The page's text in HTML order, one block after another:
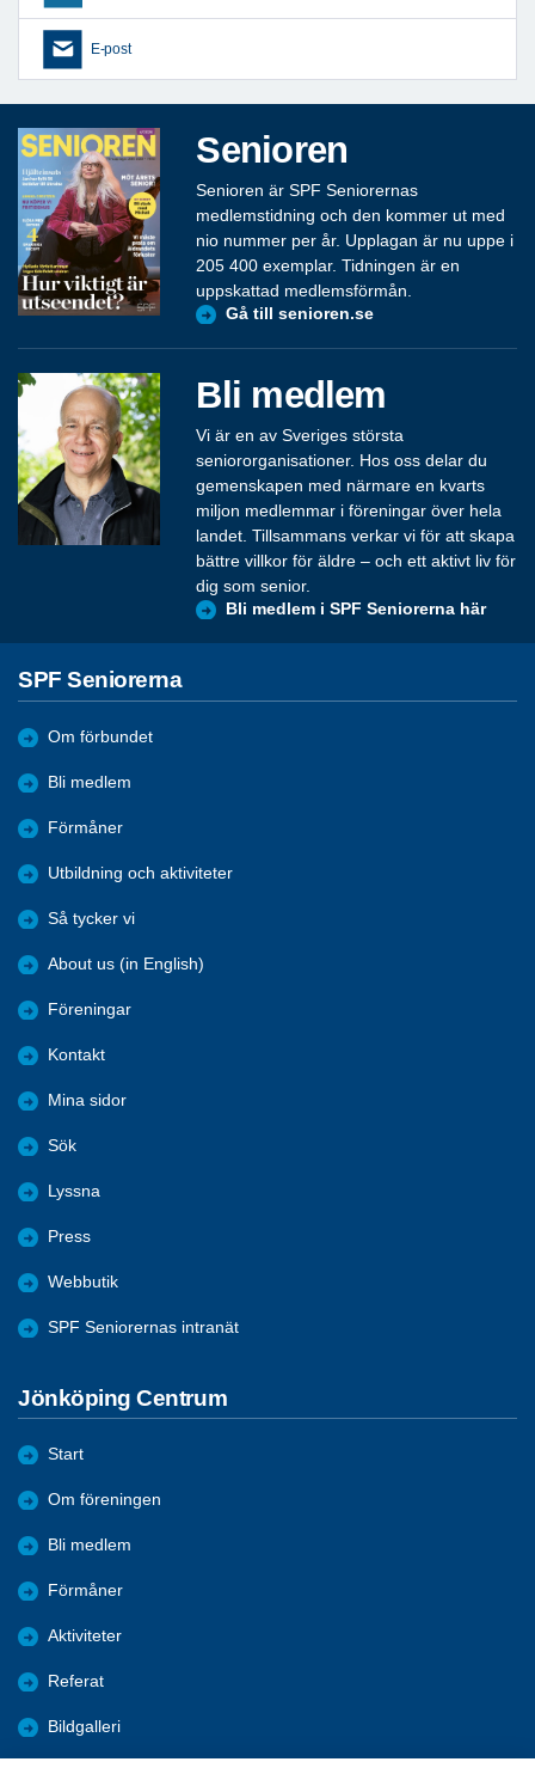
E-post
Senioren
Senioren är SPF Seniorernas
medlemstidning och den kommer ut med
nio nummer per år. Upplagan är nu uppe i
205 400 exemplar. Tidningen är en
uppskattad medlemsförmån.
Gå till senioren.se
Bli medlem
Vi är en av Sveriges största
seniororganisationer. Hos oss delar du
gemenskapen med närmare en kvarts
miljon medlemmar i föreningar över hela
landet. Tillsammans verkar vi för att skapa
bättre villkor för äldre – och ett aktivt liv för
dig som senior.
Bli medlem i SPF Seniorerna här
SPF Seniorerna
Om förbundet
Bli medlem
Förmåner
Utbildning och aktiviteter
Så tycker vi
About us (in English)
Föreningar
Kontakt
Mina sidor
Sök
Lyssna
Press
Webbutik
SPF Seniorernas intranät
Jönköping Centrum
Start
Om föreningen
Bli medlem
Förmåner
Aktiviteter
Referat
Bildgalleri